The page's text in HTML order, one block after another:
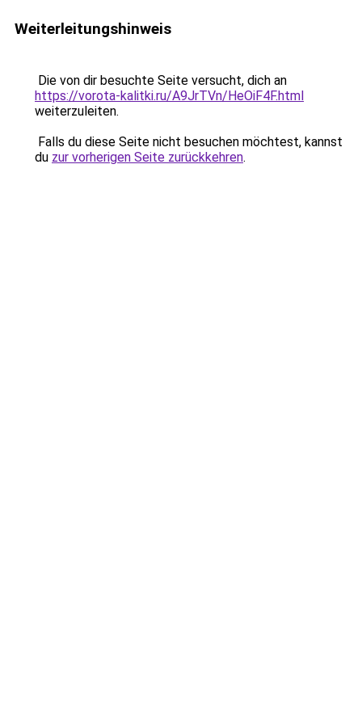
Weiterleitungshinweis
Die von dir besuchte Seite versucht, dich an
https://vorota-kalitki.ru/A9JrTVn/HeOiF4F.html
weiterzuleiten.
Falls du diese Seite nicht besuchen möchtest, kannst
du zur vorherigen Seite zurückkehren.